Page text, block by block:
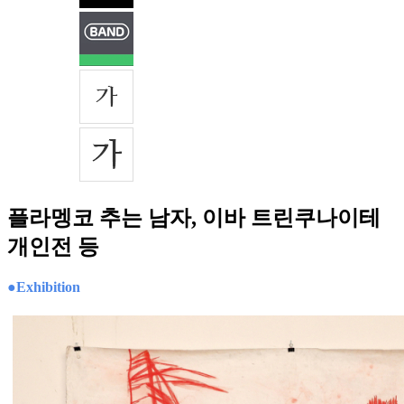
플라멩코 추는 남자, 이바 트린쿠나이테
개인전 등
●Exhibition